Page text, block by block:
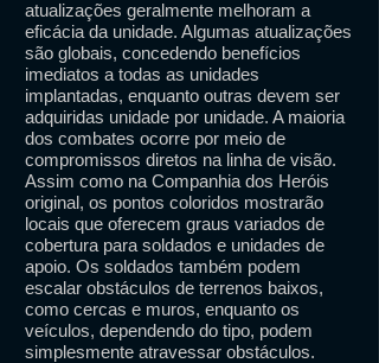
atualizações geralmente melhoram a
eficácia da unidade. Algumas atualizações
são globais, concedendo benefícios
imediatos a todas as unidades
implantadas, enquanto outras devem ser
adquiridas unidade por unidade. A maioria
dos combates ocorre por meio de
compromissos diretos na linha de visão.
Assim como na Companhia dos Heróis
original, os pontos coloridos mostrarão
locais que oferecem graus variados de
cobertura para soldados e unidades de
apoio. Os soldados também podem
escalar obstáculos de terrenos baixos,
como cercas e muros, enquanto os
veículos, dependendo do tipo, podem
simplesmente atravessar obstáculos.